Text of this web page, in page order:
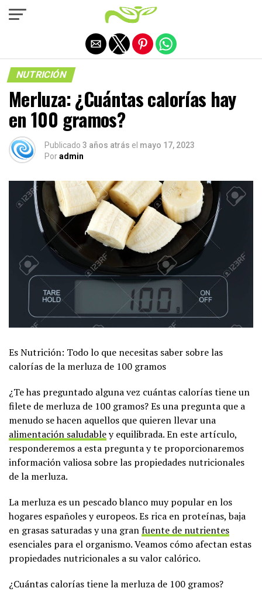
NUTRICIÓN
Merluza: ¿Cuántas calorías hay
en 100 gramos?
Publicado 3 años atrás el mayo 17, 2023
Poradmin
Es Nutrición: Todo lo que necesitas saber sobre las
calorías de la merluza de 100 gramos
¿Te has preguntado alguna vez cuántas calorías tiene un
filete de merluza de 100 gramos? Es una pregunta que a
menudo se hacen aquellos que quieren llevar una
alimentación saludabley equilibrada. En este artículo,
responderemos a esta pregunta y te proporcionaremos
información valiosa sobre las propiedades nutricionales
de la merluza.
La merluza es un pescado blanco muy popular en los
hogares españoles y europeos. Es rica en proteínas, baja
en grasas saturadas y una granfuente de nutrientes
esenciales para el organismo. Veamos cómo afectan estas
propiedades nutricionales a su valor calórico.
¿Cuántas calorías tiene la merluza de 100 gramos?
Salir de la versión móvil